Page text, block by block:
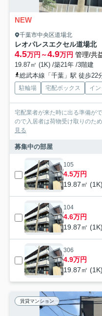
NEW
千葉市中央区道場北
レオパレスエクセル道場北
4.5万円～4.9万円 管理/共
19.87㎡ (1K) /築21年 /3階建
総武本線「千葉」駅 徒歩22
駐輪場 宅配ボックス イ
宅配業者が来た時に出る準備が
ので入居者は荷物受け取りのた
見る
募集中の部屋
105
4.5万円
19.87㎡ (1K)
104
4.6万円
19.87㎡ (1K)
306
4.9万円
19.87㎡ (1K)
賃貸マンション